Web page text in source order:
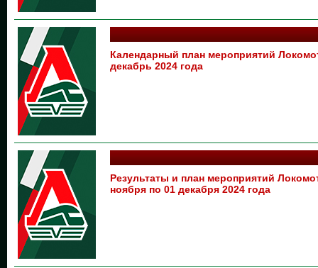
Календарный план мероприятий
декабрь 2024 года
Результаты и план мероприятий
ноября по 01 декабря 2024 года